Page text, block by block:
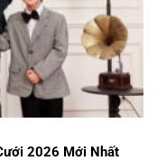
2026 Mới Nhất